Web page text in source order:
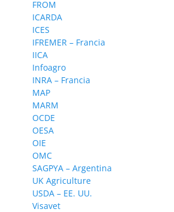
FROM
ICARDA
ICES
IFREMER – Francia
IICA
Infoagro
INRA – Francia
MAP
MARM
OCDE
OESA
OIE
OMC
SAGPYA – Argentina
UK Agriculture
USDA – EE. UU.
Visavet